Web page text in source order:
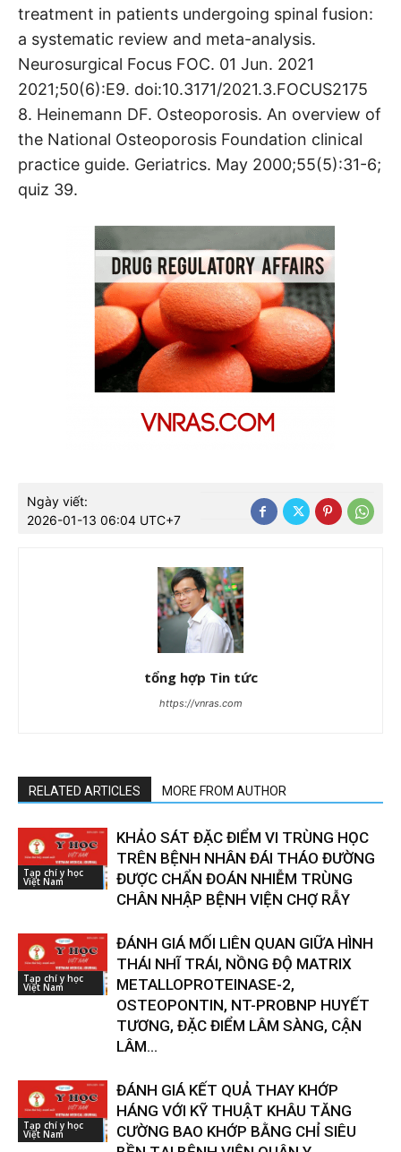
treatment in patients undergoing spinal fusion:
a systematic review and meta-analysis.
Neurosurgical Focus FOC. 01 Jun. 2021
2021;50(6):E9. doi:10.3171/2021.3.FOCUS2175
8. Heinemann DF. Osteoporosis. An overview of
the National Osteoporosis Foundation clinical
practice guide. Geriatrics. May 2000;55(5):31-6;
quiz 39.
Ngày viết:
2026-01-13 06:04 UTC+7
tổng hợp Tin tức
https://vnras.com
RELATED ARTICLES MORE FROM AUTHOR
Tạp chí y học
Việt Nam
KHẢO SÁT ĐẶC ĐIỂM VI TRÙNG HỌC
TRÊN BỆNH NHÂN ĐÁI THÁO ĐƯỜNG
ĐƯỢC CHẨN ĐOÁN NHIỄM TRÙNG
CHÂN NHẬP BỆNH VIỆN CHỢ RẪY
Tạp chí y học
Việt Nam
ĐÁNH GIÁ MỐI LIÊN QUAN GIỮA HÌNH
THÁI NHĨ TRÁI, NỒNG ĐỘ MATRIX
METALLOPROTEINASE-2,
OSTEOPONTIN, NT-PROBNP HUYẾT
TƯƠNG, ĐẶC ĐIỂM LÂM SÀNG, CẬN
LÂM...
Tạp chí y học
Việt Nam
ĐÁNH GIÁ KẾT QUẢ THAY KHỚP
HÁNG VỚI KỸ THUẬT KHÂU TĂNG
CƯỜNG BAO KHỚP BẰNG CHỈ SIÊU